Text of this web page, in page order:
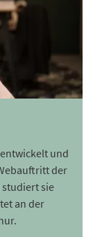
und
der
studiert sie
an der